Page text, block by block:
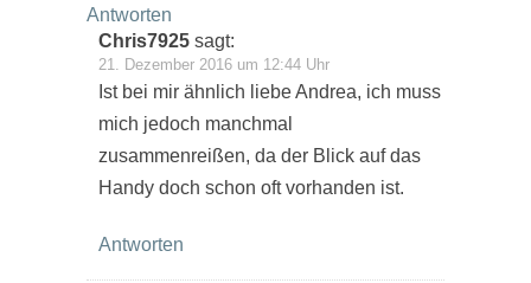
Antworten
Chris7925 sagt:
21. Dezember 2016 um 12:44 Uhr
Ist bei mir ähnlich liebe Andrea, ich muss
mich jedoch manchmal
zusammenreißen, da der Blick auf das
Handy doch schon oft vorhanden ist.
Antworten